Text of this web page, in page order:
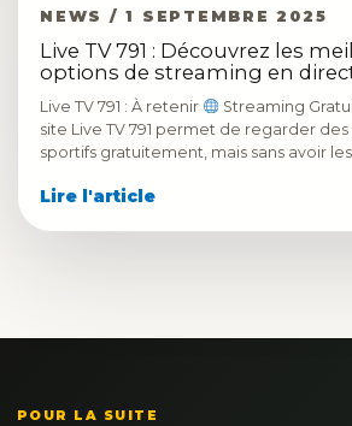
NEWS / 1 SEPTEMBRE 2025
Live TV 791 : Découvrez les
options de streaming en
Live TV 791 : À retenir
Streaming
site Live TV 791 permet de regarder
sportifs gratuitement, mais sans avoir
Lire l'article
POUR LA SUITE